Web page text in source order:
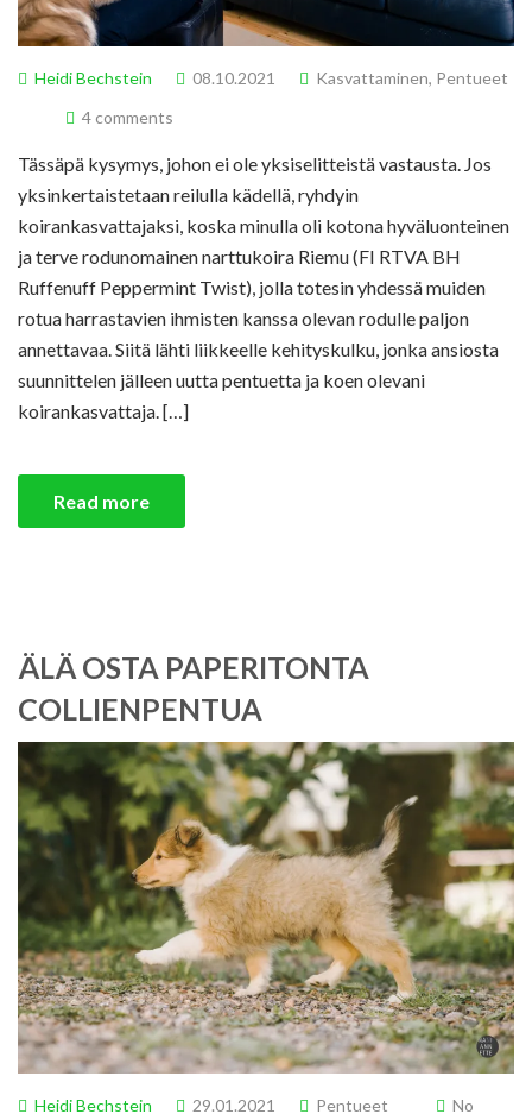
Heidi Bechstein 08.10.2021 Kasvattaminen, Pentueet
4 comments
Tässäpä kysymys, johon ei ole yksiselitteistä vastausta. Jos
yksinkertaistetaan reilulla kädellä, ryhdyin
koirankasvattajaksi, koska minulla oli kotona hyväluonteinen
ja terve rodunomainen narttukoira Riemu (FI RTVA BH
Ruffenuff Peppermint Twist), jolla totesin yhdessä muiden
rotua harrastavien ihmisten kanssa olevan rodulle paljon
annettavaa. Siitä lähti liikkeelle kehityskulku, jonka ansiosta
suunnittelen jälleen uutta pentuetta ja koen olevani
koirankasvattaja. […]
Read more
ÄLÄ OSTA PAPERITONTA
COLLIENPENTUA
Heidi Bechstein 29.01.2021 Pentueet No